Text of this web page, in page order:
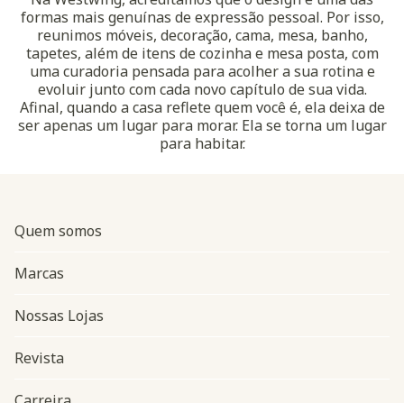
formas mais genuínas de expressão pessoal. Por isso,
reunimos móveis, decoração, cama, mesa, banho,
tapetes, além de itens de cozinha e mesa posta, com
uma curadoria pensada para acolher a sua rotina e
evoluir junto com cada novo capítulo de sua vida.
Afinal, quando a casa reflete quem você é, ela deixa de
ser apenas um lugar para morar. Ela se torna um lugar
para habitar.
Quem somos
Marcas
Nossas Lojas
Revista